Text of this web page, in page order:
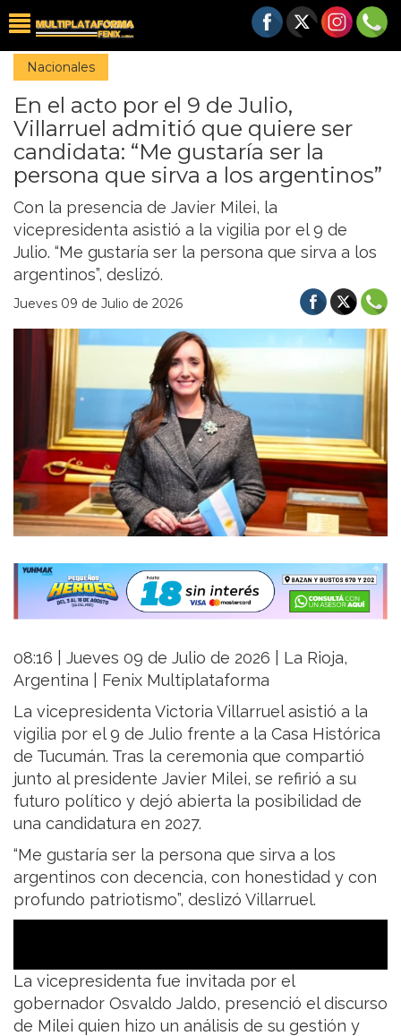
Nacionales
En el acto por el 9 de Julio,
Villarruel admitió que quiere ser
candidata: “Me gustaría ser la
persona que sirva a los argentinos”
Con la presencia de Javier Milei, la
vicepresidenta asistió a la vigilia por el 9 de
Julio. “Me gustaría ser la persona que sirva a los
argentinos”, deslizó.
Jueves 09 de Julio de 2026
08:16 | Jueves 09 de Julio de 2026 | La Rioja,
Argentina | Fenix Multiplataforma
La vicepresidenta Victoria Villarruel asistió a la
vigilia por el 9 de Julio frente a la Casa Histórica
de Tucumán. Tras la ceremonia que compartió
junto al presidente Javier Milei, se refirió a su
futuro político y dejó abierta la posibilidad de
una candidatura en 2027.
“Me gustaría ser la persona que sirva a los
argentinos con decencia, con honestidad y con
profundo patriotismo”, deslizó Villarruel.
La vicepresidenta fue invitada por el
gobernador Osvaldo Jaldo, presenció el discurso
de Milei quien hizo un análisis de su gestión y